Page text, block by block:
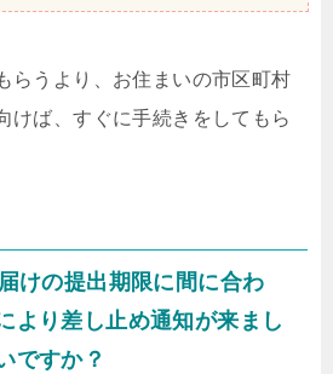
らうより、お住まいの市区町村
けば、すぐに手続きをしてもら
けの提出期限に間に合わ
より差し止め通知が来まし
ですか？